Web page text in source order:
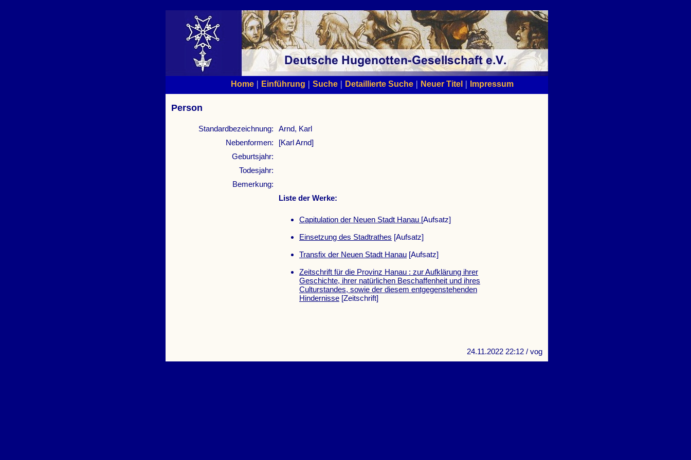
Home | Einführung | Suche | Detaillierte Suche | Neuer Titel | Impressum
Person
Standardbezeichnung:
Arnd, Karl
Nebenformen:
[Karl Arnd]
Geburtsjahr:
Todesjahr:
Bemerkung:
Liste der Werke:
Capitulation der Neuen Stadt Hanau [Aufsatz]
Einsetzung des Stadtrathes [Aufsatz]
Transfix der Neuen Stadt Hanau [Aufsatz]
Zeitschrift für die Provinz Hanau : zur Aufklärung ihrer
Geschichte, ihrer natürlichen Beschaffenheit und ihres
Culturstandes, sowie der diesem entgegenstehenden
Hindernisse [Zeitschrift]
24.11.2022 22:12 / vog